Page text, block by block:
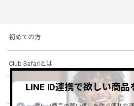
初めての方
Club Safariとは
ショッピングガイド
LINE ID連携で欲しい商品